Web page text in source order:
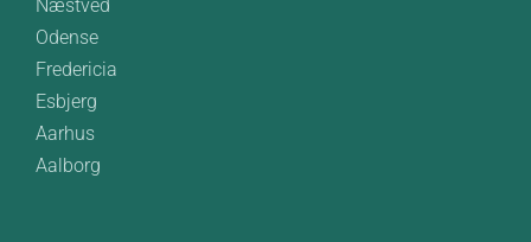
Næstved
Odense
Fredericia
Esbjerg
Aarhus
Aalborg